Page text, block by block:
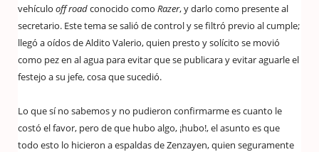
vehículo off roadconocido como Razer, y darlo como presente al
secretario. Este tema se salió de control y se filtró previo al cumple;
llegó a oídos de Aldito Valerio, quien presto y solícito se movió
como pez en al agua para evitar que se publicara y evitar aguarle el
festejo a su jefe, cosa que sucedió.
Lo que sí no sabemos y no pudieron confirmarme es cuanto le
costó el favor, pero de que hubo algo, ¡hubo!, el asunto es que
todo esto lo hicieron a espaldas de Zenzayen, quien seguramente